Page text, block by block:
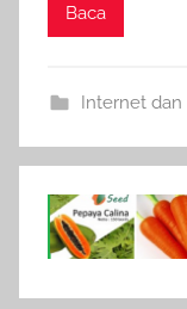
Baca
Internet